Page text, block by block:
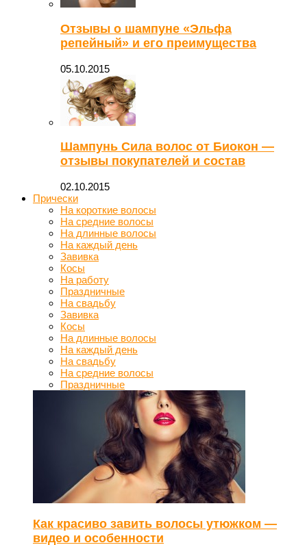
Отзывы о шампуне «Эльфа
репейный» и его преимущества
05.10.2015
Шампунь Сила волос от Биокон —
отзывы покупателей и состав
02.10.2015
Прически
На короткие волосы
На средние волосы
На длинные волосы
На каждый день
Завивка
Косы
На работу
Праздничные
На свадьбу
Завивка
Косы
На длинные волосы
На каждый день
На свадьбу
На средние волосы
Праздничные
Как красиво завить волосы утюжком —
видео и особенности